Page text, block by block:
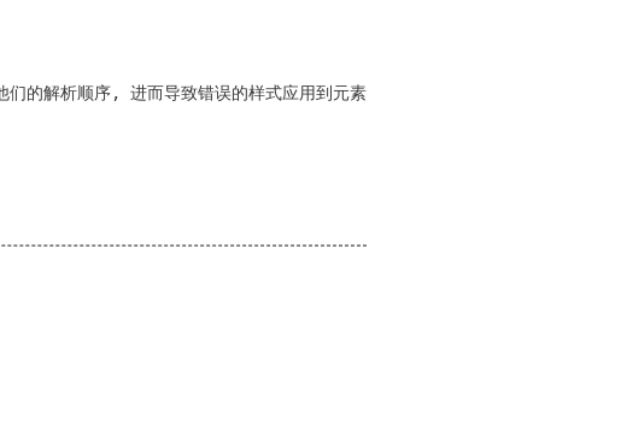
的解析顺序, 进而导致错误的样式应用到元素